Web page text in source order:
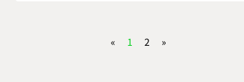
« 1 2 »